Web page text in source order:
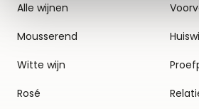
Alle wijnen
Mousserend
Witte wijn
Rosé